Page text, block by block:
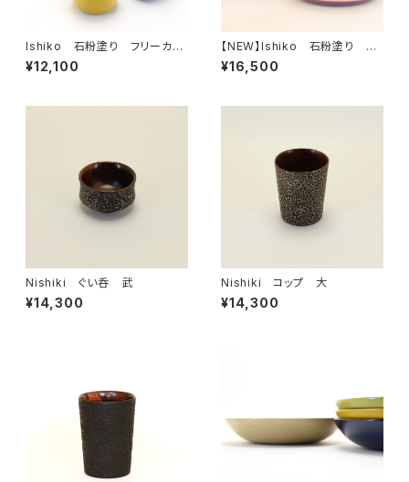
Ishiko 石粉塗り フリーカッ
プ ［単色］
¥12,100
【NEW】Ishiko 石粉塗り 平
皿
¥16,500
Nishiki ぐい呑 武
¥14,300
Nishiki コップ 大
¥14,300